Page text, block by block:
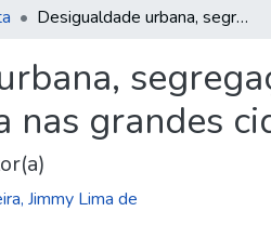
Desigualdade urbana, segregação socioespacial e a presença de crianças de rua nas grandes cidades
nas grandes
Jimmy Lima de